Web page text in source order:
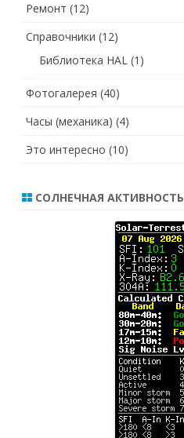
Ремонт (12)
Справочники (12)
Библиотека HAL (1)
Фотогалерея (40)
Часы (механика) (4)
Это интересно (10)
СОЛНЕЧНАЯ АКТИВНОСТЬ